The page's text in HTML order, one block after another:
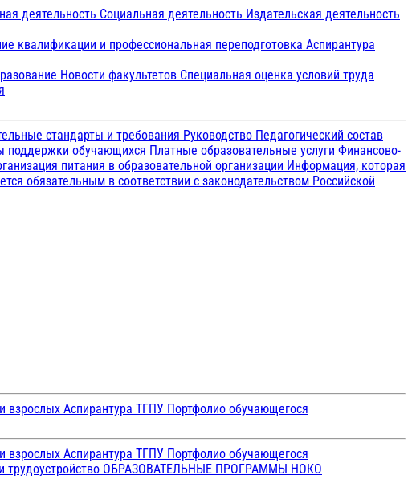
деятельность Социальная деятельность Издательская деятельность
квалификации и профессиональная переподготовка Аспирантура
Новости факультетов Специальная оценка условий труда
стандарты и требования Руководство Педагогический состав
поддержки обучающихся Платные образовательные услуги Финансово-
питания в образовательной организации Информация, которая
обязательным в соответствии с законодательством Российской
взрослых Аспирантура ТГПУ Портфолио обучающегося
взрослых Аспирантура ТГПУ Портфолио обучающегося
трудоустройство ОБРАЗОВАТЕЛЬНЫЕ ПРОГРАММЫ НОКО